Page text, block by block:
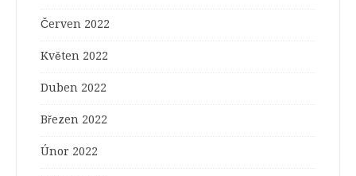
Červen 2022
Květen 2022
Duben 2022
Březen 2022
Únor 2022